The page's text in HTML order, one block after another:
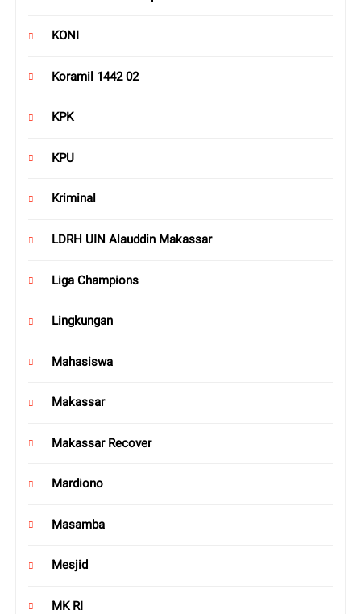
KONI
Koramil 1442 02
KPK
KPU
Kriminal
LDRH UIN Alauddin Makassar
Liga Champions
Lingkungan
Mahasiswa
Makassar
Makassar Recover
Mardiono
Masamba
Mesjid
MK RI